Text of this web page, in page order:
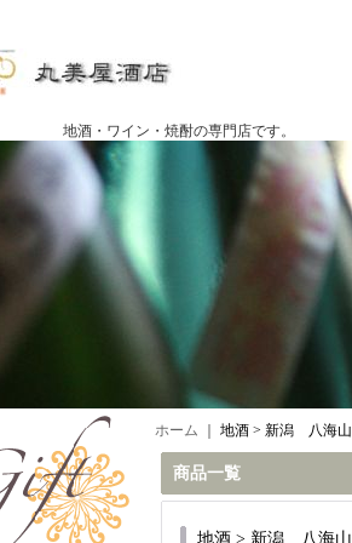
の専門店です。
ホーム 地酒 > 新潟 八海山
商品一覧
地酒 > 新潟 八海山